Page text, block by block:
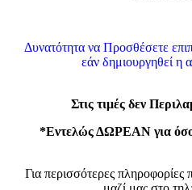
Δυνατότητα να Προσθέσετε
εάν δημιουργηθεί η
Στις τιμές δεν
*Εντελώς ΔΩΡΕΑΝ για όσο
Για περισσότερες